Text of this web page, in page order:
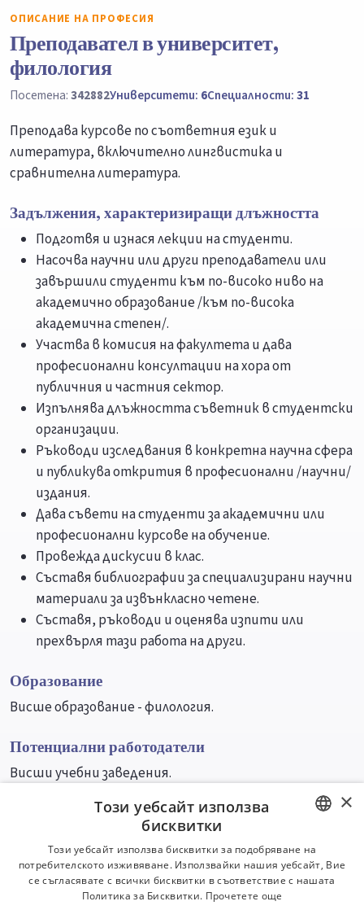
ОПИСАНИЕ НА ПРОФЕСИЯ
Преподавател в университет,
филология
Посетена:342882Университети: 6Специалности:31
Преподава курсове по съответния език и
литература, включително лингвистика и
сравнителна литература.
Задължения, характеризиращи длъжността
Подготвя и изнася лекции на студенти.
Насочва научни или други преподаватели или
завършили студенти към по-високо ниво на
академично образование /към по-висока
академична степен/.
Участва в комисия на факултета и дава
професионални консултации на хора от
публичния и частния сектор.
Изпълнява длъжността съветник в студентски
организации.
Ръководи изследвания в конкретна научна сфера
и публикува открития в професионални /научни/
издания.
Дава съвети на студенти за академични или
професионални курсове на обучение.
Провежда дискусии в клас.
Съставя библиографии за специализирани научни
материали за извънкласно четене.
Съставя, ръководи и оценява изпити или
прехвърля тази работа на други.
Образование
Висше образование - филология.
Потенциални работодатели
Висши учебни заведения.
Университети Специалности
BULGARIAN
ENGLISH
×
Този уебсайт използва
бисквитки
Този уебсайт използва бисквитки за подобряване на
потребителското изживяване. Използвайки нашия уебсайт, Вие
се съгласявате с всички бисквитки в съответствие с нашата
Политика за Бисквитки. Прочетете още